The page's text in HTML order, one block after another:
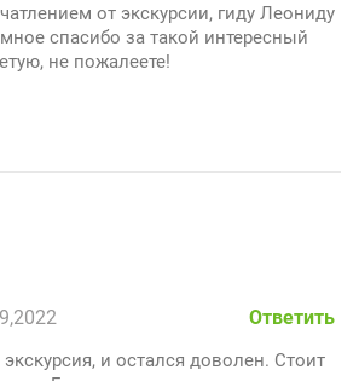
от экскурсии, гиду Леониду
спасибо за такой интересный
не пожалеете!
Ответить
и остался доволен. Стоит